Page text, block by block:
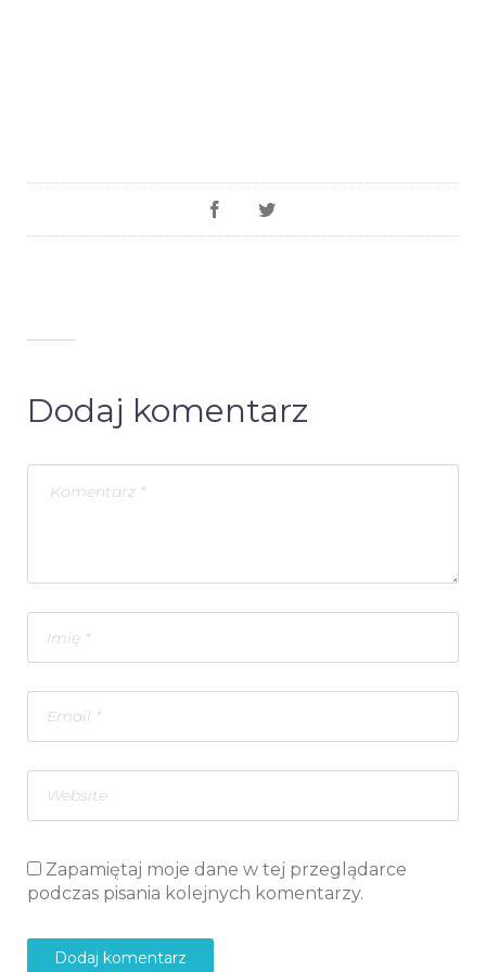
Dodaj komentarz
Zapamiętaj moje dane w tej przeglądarce
podczas pisania kolejnych komentarzy.